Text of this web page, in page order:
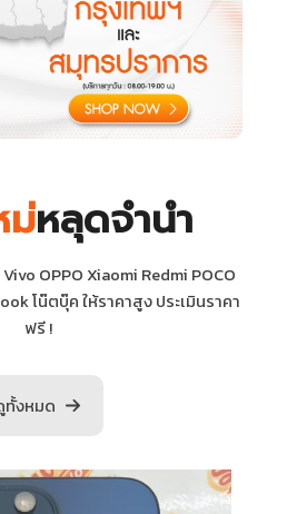
ม่หลุดจำนำ
OPPO Xiaomi Redmi POCO
โน๊ตบุ๊ค ให้ราคาสูง ประเมินราคา
ฟรี !
ทั้งหมด